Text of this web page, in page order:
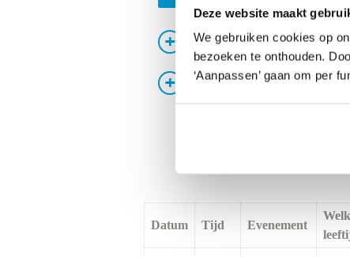
Deze website maakt
We gebruiken cookies op
bezoeken te onthouden.
‘Aanpassen’ gaan om per
KICK-OFF Kids Festival -
BACK TO SCHOOL